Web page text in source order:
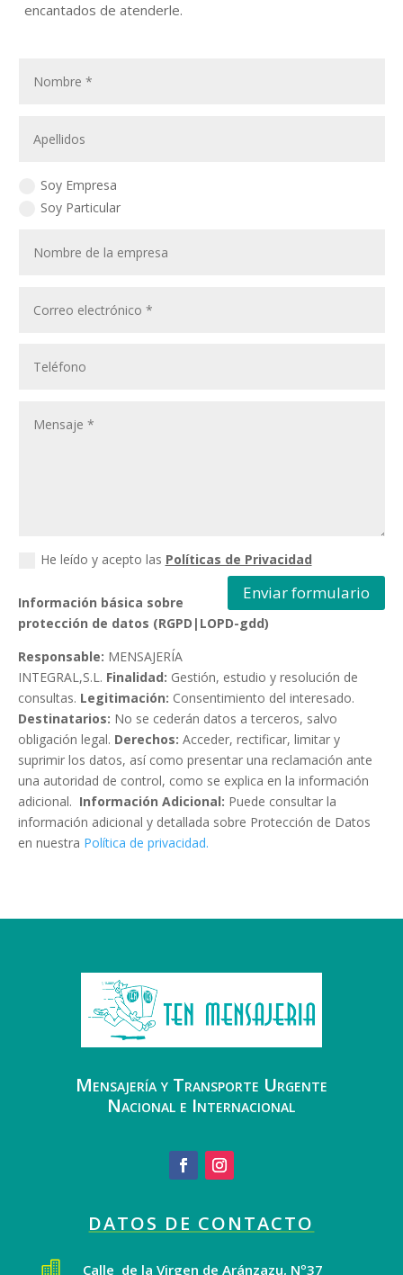
encantados de atenderle.
Soy Empresa
Soy Particular
He leído y acepto las Políticas de Privacidad
Enviar formulario
Información básica sobre
protección de datos (RGPD|LOPD-gdd)
Responsable: MENSAJERÍA
INTEGRAL,S.L. Finalidad: Gestión, estudio y resolución de
consultas. Legitimación: Consentimiento del interesado.
Destinatarios: No se cederán datos a terceros, salvo
obligación legal. Derechos: Acceder, rectificar, limitar y
suprimir los datos, así como presentar una reclamación ante
una autoridad de control, como se explica en la información
adicional. Información Adicional: Puede consultar la
información adicional y detallada sobre Protección de Datos
en nuestra Política de privacidad.
Mensajería y Transporte Urgente
Nacional e Internacional
DATOS DE CONTACTO
Calle de la Virgen de Aránzazu, Nº37